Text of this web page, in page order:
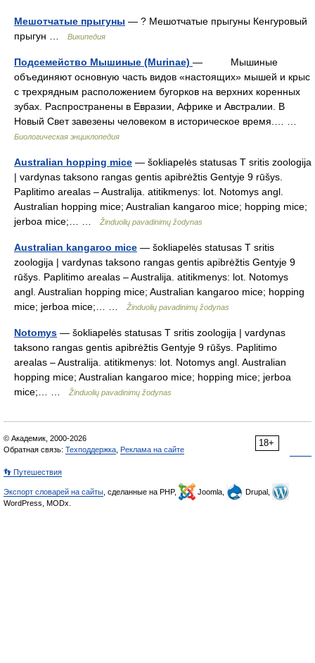
Мешотчатые прыгуны — ? Мешотчатые прыгуны Кенгуровый
прыгун …
Википедия
Подсемейство Мышиные (Murinae) — Мышиные
объединяют основную часть видов «настоящих» мышей и крыс
с трехрядным расположением бугорков на верхних коренных
зубах. Распространены в Евразии, Африке и Австралии. В
Новый Свет завезены человеком в историческое время.… …
Биологическая энциклопедия
Australian hopping mice — šokliapelės statusas T sritis zoologija
| vardynas taksono rangas gentis apibrėžtis Gentyje 9 rūšys.
Paplitimo arealas – Australija. atitikmenys: lot. Notomys angl.
Australian hopping mice; Australian kangaroo mice; hopping mice;
jerboa mice;… …
Žinduolių pavadinimų žodynas
Australian kangaroo mice — šokliapelės statusas T sritis
zoologija | vardynas taksono rangas gentis apibrėžtis Gentyje 9
rūšys. Paplitimo arealas – Australija. atitikmenys: lot. Notomys
angl. Australian hopping mice; Australian kangaroo mice; hopping
mice; jerboa mice;… …
Žinduolių pavadinimų žodynas
Notomys — šokliapelės statusas T sritis zoologija | vardynas
taksono rangas gentis apibrėžtis Gentyje 9 rūšys. Paplitimo
arealas – Australija. atitikmenys: lot. Notomys angl. Australian
hopping mice; Australian kangaroo mice; hopping mice; jerboa
mice;… …
Žinduolių pavadinimų žodynas
18+
© Академик, 2000-2026
Обратная связь: Техподдержка Реклама на сайте
👣 Путешествия
Экспорт словарей на сайты , сделанные на PHP, Joomla,
Drupal,
WordPress, MODx.